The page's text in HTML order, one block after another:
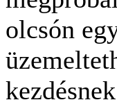
olcsón